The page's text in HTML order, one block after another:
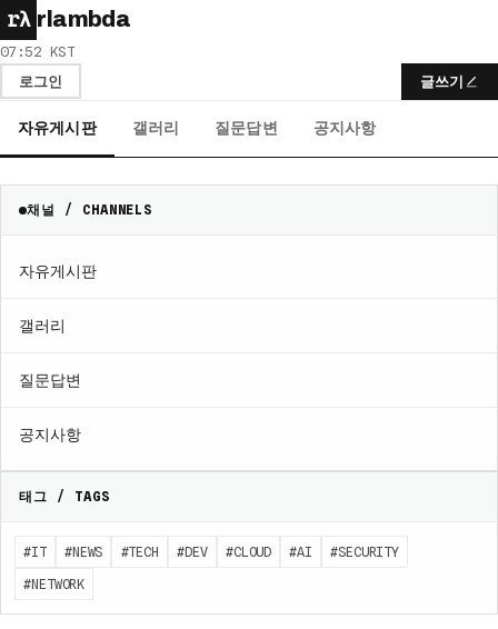
rλ rlambda
07:52 KST
로그인
글쓰기
자유게시판 갤러리 질문답변 공지사항
채널 / CHANNELS
자유게시판
갤러리
질문답변
공지사항
태그 / TAGS
#IT #NEWS #TECH #DEV #CLOUD #AI #SECURITY
#NETWORK